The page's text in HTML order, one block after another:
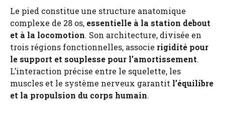
Le pied constitue une structure anatomique
complexe de 28 os, essentielle à la station debout
et à la locomotion. Son architecture, divisée en
trois régions fonctionnelles, associe rigidité pour
le support et souplesse pour l’amortissement.
L’interaction précise entre le squelette, les
muscles et le système nerveux garantit l’équilibre
et la propulsion du corps humain.